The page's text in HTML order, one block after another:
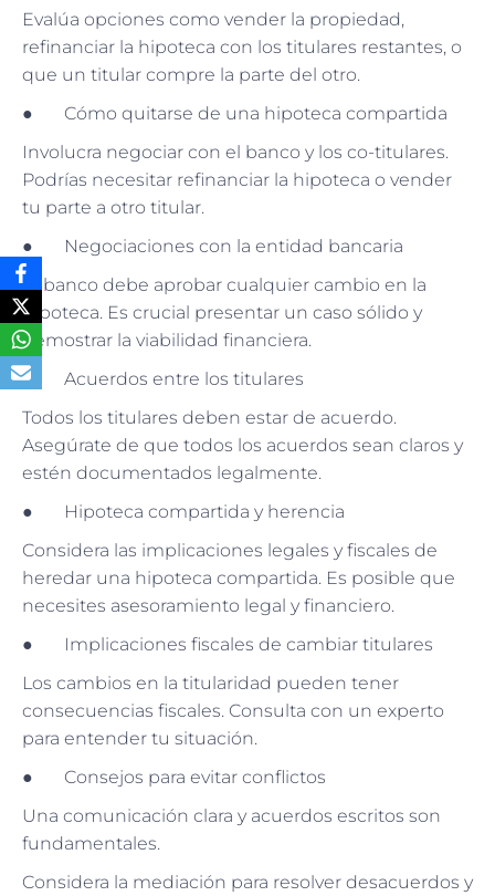
Evalúa opciones como vender la propiedad,
refinanciar la hipoteca con los titulares restantes, o
que un titular compre la parte del otro.
● Cómo quitarse de una hipoteca compartida
Involucra negociar con el banco y los co-titulares.
Podrías necesitar refinanciar la hipoteca o vender
tu parte a otro titular.
● Negociaciones con la entidad bancaria
El banco debe aprobar cualquier cambio en la
hipoteca. Es crucial presentar un caso sólido y
demostrar la viabilidad financiera.
● Acuerdos entre los titulares
Todos los titulares deben estar de acuerdo.
Asegúrate de que todos los acuerdos sean claros y
estén documentados legalmente.
● Hipoteca compartida y herencia
Considera las implicaciones legales y fiscales de
heredar una hipoteca compartida. Es posible que
necesites asesoramiento legal y financiero.
● Implicaciones fiscales de cambiar titulares
Los cambios en la titularidad pueden tener
consecuencias fiscales. Consulta con un experto
para entender tu situación.
● Consejos para evitar conflictos
Una comunicación clara y acuerdos escritos son
fundamentales.
Considera la mediación para resolver desacuerdos y